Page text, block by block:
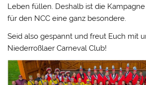
Leben füllen. Deshalb ist die
für den NCC eine ganz besondere.
Seid also gespannt und freut Euch mit
Niederroßlaer Carneval Club!